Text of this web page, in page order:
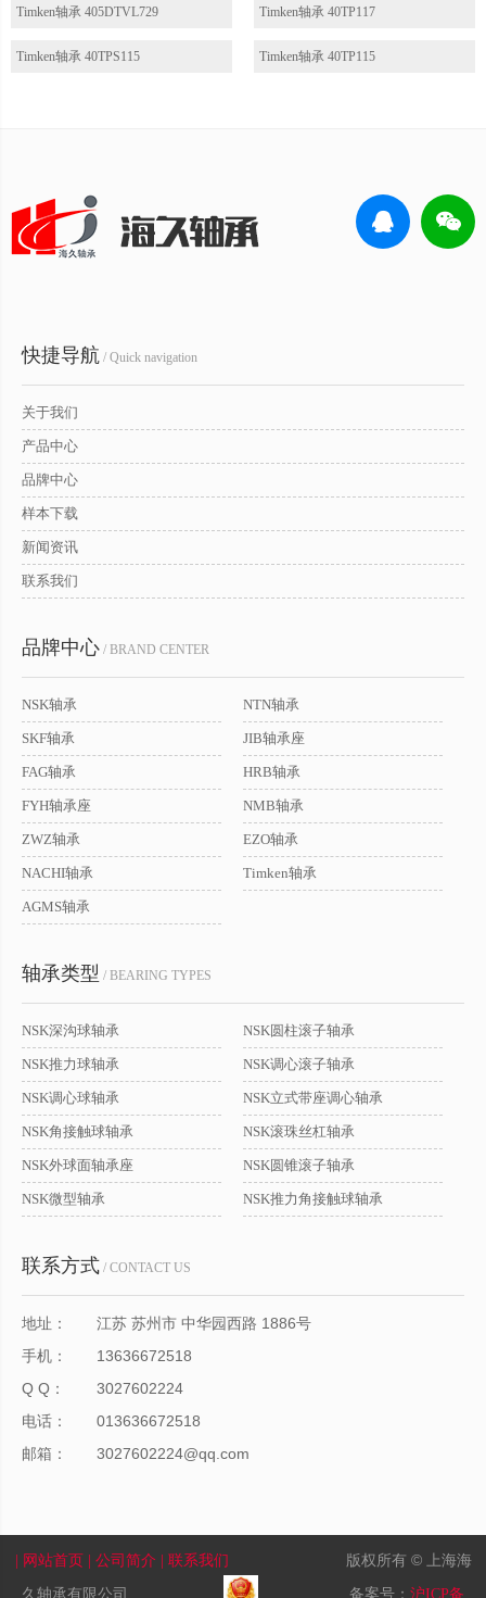
Timken轴承 405DTVL729 Timken轴承 40TP117
Timken轴承 40TPS115 Timken轴承 40TP115
快捷导航 / Quick navigation
关于我们
产品中心
品牌中心
样本下载
新闻资讯
联系我们
品牌中心 / BRAND CENTER
NSK轴承 NTN轴承
SKF轴承 JIB轴承座
FAG轴承 HRB轴承
FYH轴承座 NMB轴承
ZWZ轴承 EZO轴承
NACHI轴承 Timken轴承
AGMS轴承
轴承类型 / BEARING TYPES
NSK深沟球轴承 NSK圆柱滚子轴承
NSK推力球轴承 NSK调心滚子轴承
NSK调心球轴承 NSK立式带座调心轴承
NSK角接触球轴承 NSK滚珠丝杠轴承
NSK外球面轴承座 NSK圆锥滚子轴承
NSK微型轴承 NSK推力角接触球轴承
联系方式 / CONTACT US
地址：
江苏 苏州市 中华园西路 1886号
手机：
13636672518
Q Q：
3027602224
电话：
013636672518
邮箱：
3027602224@qq.com
| 网站首页 | 公司简介 | 联系我们
版权所有 © 上海海
久轴承有限公司
备案号： 沪ICP备